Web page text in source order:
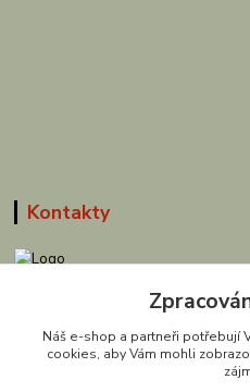
Kontakty
obchod@zuzishop.cz
Náš e-shop a partneři potřebují
cookies, aby Vám mohli